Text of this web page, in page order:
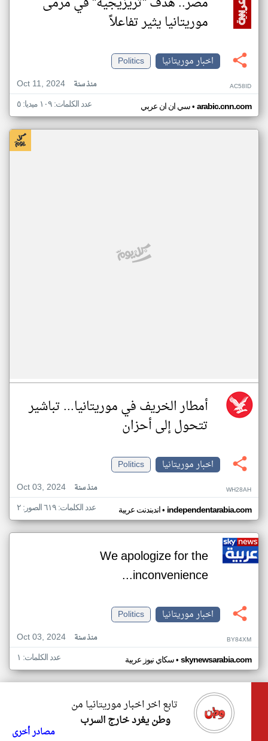
موريتانيا يثير تفاعلاً
اخبار موريتانيا
Politics
Oct 11, 2024
منذ سنة AC58ID
سي ان ان عربي• arabic.cnn.com عدد الكلمات: ١٠٩ ميديا: ٥
أمطار الخريف في موريتانيا... تباشير
تتحول إلى أحزان
اخبار موريتانيا
Politics
Oct 03, 2024
منذ سنة WH28AH
اندبندنت عربية• independentarabia.com عدد الكلمات: ٦١٩ الصور: ٢
We apologize for the
inconvenience...
اخبار موريتانيا
Politics
Oct 03, 2024
منذ سنة BY84XM
سكاي نيوز عربية• skynewsarabia.com عدد الكلمات: ١
تابع اخر اخبار موريتانيا من
وطن يغرد خارج السرب
مصادر أخرى